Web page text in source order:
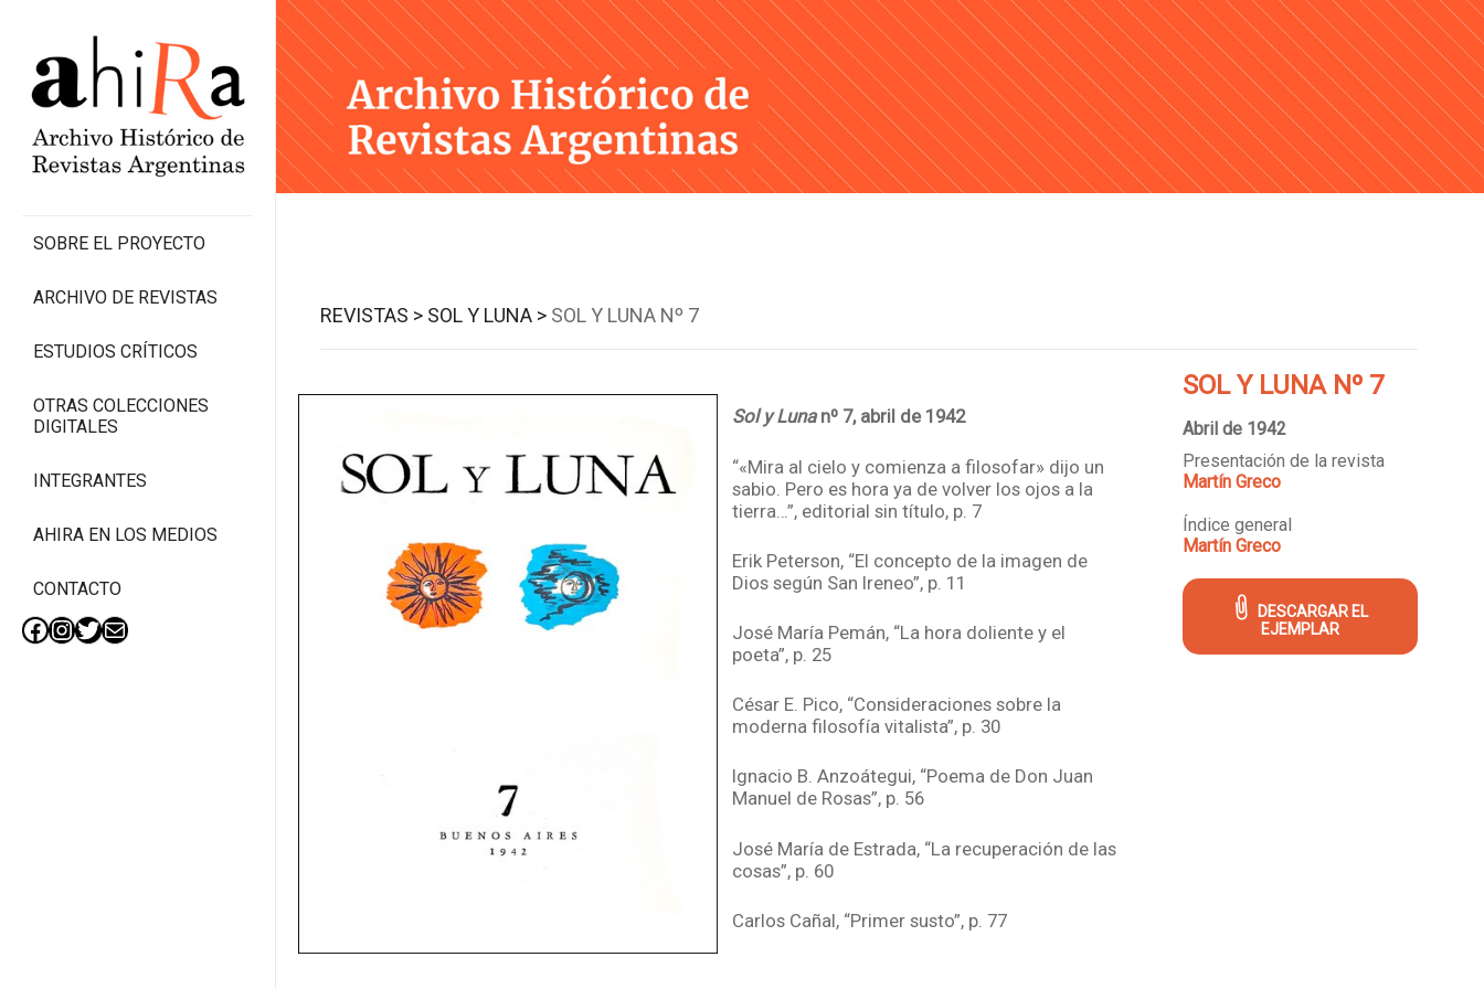
Skip
to
content
SOBRE EL PROYECTO
ARCHIVO DE REVISTAS
ESTUDIOS CRÍTICOS
OTRAS COLECCIONES
DIGITALES
INTEGRANTES
AHIRA EN LOS MEDIOS
CONTACTO
Facebook
Instagram
Twitter
Mail
REVISTAS > SOL Y LUNA > SOL Y LUNA Nº 7
Sol y Lunanº 7, abril de 1942
“«Mira al cielo y comienza a filosofar» dijo un
sabio. Pero es hora ya de volver los ojos a la
tierra…”, editorial sin título, p. 7
Erik Peterson, “El concepto de la imagen de
Dios según San Ireneo”, p. 11
José María Pemán, “La hora doliente y el
poeta”, p. 25
César E. Pico, “Consideraciones sobre la
moderna filosofía vitalista”, p. 30
Ignacio B. Anzoátegui, “Poema de Don Juan
Manuel de Rosas”, p. 56
José María de Estrada, “La recuperación de las
cosas”, p. 60
Carlos Cañal, “Primer susto”, p. 77
SOL Y LUNA Nº 7
Abril de 1942
Presentación de la revista
Martín Greco
Índice general
Martín Greco
DESCARGAR EL
EJEMPLAR